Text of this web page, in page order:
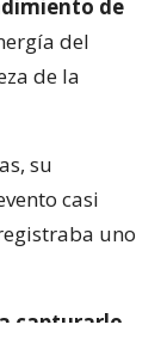
de
del
de la
su
casi
uno
capturarlo